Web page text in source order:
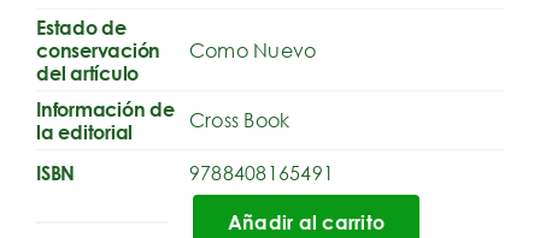
Estado de
conservación
del artículo
Como Nuevo
Información de
la editorial
Cross Book
ISBN 9788408165491
Añadir al carrito